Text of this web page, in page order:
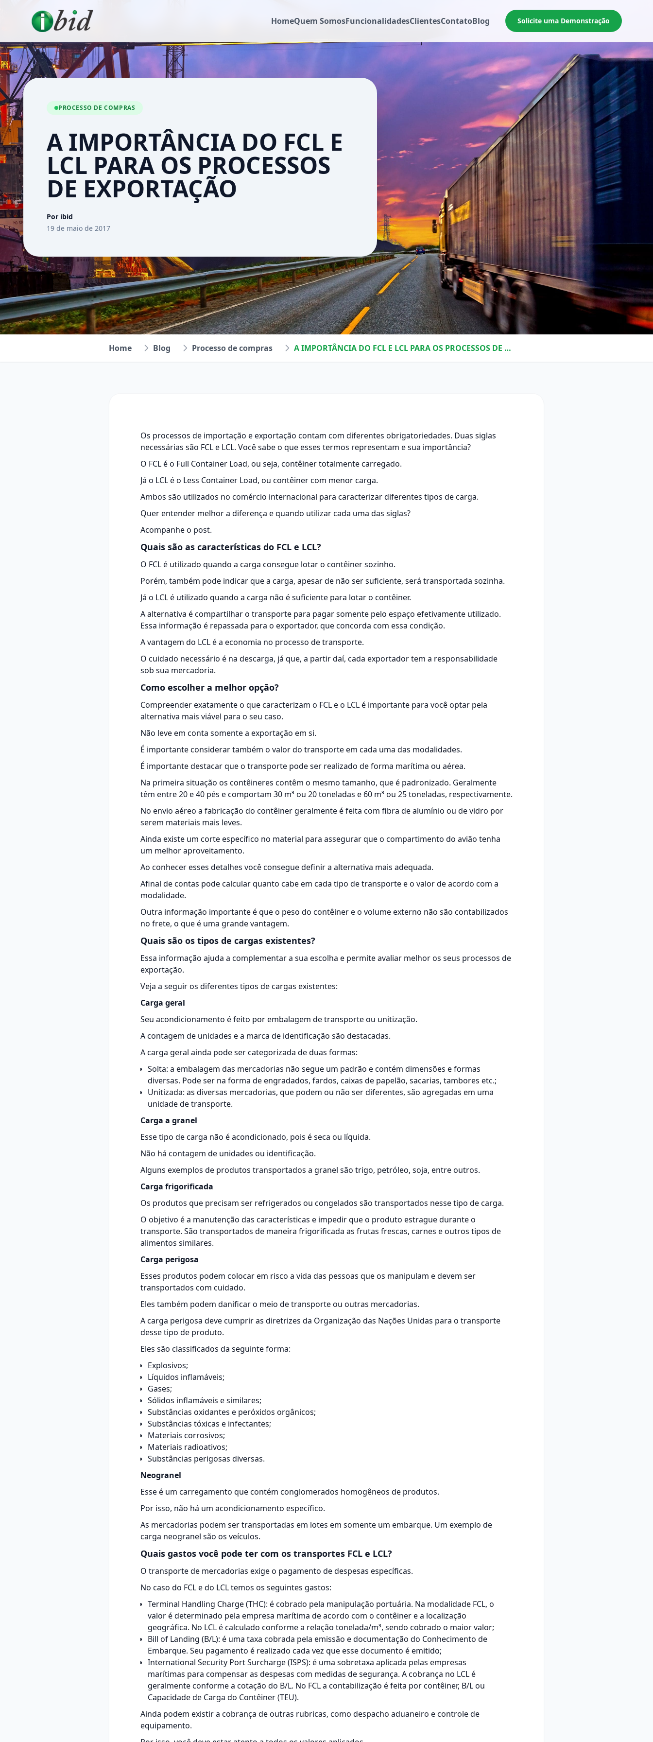
HomeQuem SomosFuncionalidadesClientesContatoBlog Solicite uma Demonstração
PROCESSO DE COMPRAS
A IMPORTÂNCIA DO FCL E
LCL PARA OS PROCESSOS
DE EXPORTAÇÃO
Por ibid
19 de maio de 2017
Home Blog Processo de compras A IMPORTÂNCIA DO FCL E LCL PARA OS PROCESSOS DE EXPORTAÇÃO
Os processos de importação e exportação contam com diferentes obrigatoriedades. Duas siglas
necessárias são FCL e LCL. Você sabe o que esses termos representam e sua importância?
O FCL é o Full Container Load, ou seja, contêiner totalmente carregado.
Já o LCL é o Less Container Load, ou contêiner com menor carga.
Ambos são utilizados no comércio internacional para caracterizar diferentes tipos de carga.
Quer entender melhor a diferença e quando utilizar cada uma das siglas?
Acompanhe o post.
Quais são as características do FCL e LCL?
O FCL é utilizado quando a carga consegue lotar o contêiner sozinho.
Porém, também pode indicar que a carga, apesar de não ser suficiente, será transportada sozinha.
Já o LCL é utilizado quando a carga não é suficiente para lotar o contêiner.
A alternativa é compartilhar o transporte para pagar somente pelo espaço efetivamente utilizado.
Essa informação é repassada para o exportador, que concorda com essa condição.
A vantagem do LCL é a economia no processo de transporte.
O cuidado necessário é na descarga, já que, a partir daí, cada exportador tem a responsabilidade
sob sua mercadoria.
Como escolher a melhor opção?
Compreender exatamente o que caracterizam o FCL e o LCL é importante para você optar pela
alternativa mais viável para o seu caso.
Não leve em conta somente a exportação em si.
É importante considerar também o valor do transporte em cada uma das modalidades.
É importante destacar que o transporte pode ser realizado de forma marítima ou aérea.
Na primeira situação os contêineres contêm o mesmo tamanho, que é padronizado. Geralmente
têm entre 20 e 40 pés e comportam 30 m³ ou 20 toneladas e 60 m³ ou 25 toneladas, respectivamente.
No envio aéreo a fabricação do contêiner geralmente é feita com fibra de alumínio ou de vidro por
serem materiais mais leves.
Ainda existe um corte específico no material para assegurar que o compartimento do avião tenha
um melhor aproveitamento.
Ao conhecer esses detalhes você consegue definir a alternativa mais adequada.
Afinal de contas pode calcular quanto cabe em cada tipo de transporte e o valor de acordo com a
modalidade.
Outra informação importante é que o peso do contêiner e o volume externo não são contabilizados
no frete, o que é uma grande vantagem.
Quais são os tipos de cargas existentes?
Essa informação ajuda a complementar a sua escolha e permite avaliar melhor os seus processos de
exportação.
Veja a seguir os diferentes tipos de cargas existentes:
Carga geral
Seu acondicionamento é feito porembalagem de transporte ou unitização.
A contagem de unidades e a marca de identificação são destacadas.
A carga geral ainda pode ser categorizada de duas formas:
Solta: a embalagem das mercadorias não segue um padrão e contém dimensões e formas
diversas. Pode ser na forma de engradados, fardos, caixas de papelão, sacarias, tambores etc.;
Unitizada: as diversas mercadorias, que podem ou não ser diferentes, são agregadas em uma
unidade de transporte.
Carga a granel
Esse tipo de carga não é acondicionado, pois é seca ou líquida.
Não há contagem de unidades ou identificação.
Alguns exemplos de produtos transportados a granel são trigo, petróleo, soja, entre outros.
Carga frigorificada
Os produtos que precisam ser refrigerados ou congelados são transportados nesse tipo de carga.
O objetivo é a manutenção das características e impedir que o produto estrague durante o
transporte. São transportados de maneira frigorificada as frutas frescas, carnes e outros tipos de
alimentos similares.
Carga perigosa
Esses produtos podem colocar em risco a vida das pessoas que os manipulam e devem ser
transportados com cuidado.
Eles também podem danificar o meio de transporte ou outras mercadorias.
A carga perigosa deve cumprir as diretrizes da Organização das Nações Unidas para o transporte
desse tipo de produto.
Eles são classificados da seguinte forma:
Explosivos;
Líquidos inflamáveis;
Gases;
Sólidos inflamáveis e similares;
Substâncias oxidantes e peróxidos orgânicos;
Substâncias tóxicas e infectantes;
Materiais corrosivos;
Materiais radioativos;
Substâncias perigosas diversas.
Neogranel
Esse é um carregamento que contém conglomerados homogêneos de produtos.
Por isso, não há um acondicionamento específico.
As mercadorias podem ser transportadas em lotes em somente um embarque. Um exemplo de
carga neogranel são os veículos.
Quais gastos você pode ter com os transportes FCL e LCL?
O transporte de mercadorias exige o pagamento de despesas específicas.
No caso do FCL e do LCL temos os seguintes gastos:
Terminal Handling Charge (THC): é cobrado pela manipulação portuária. Na modalidade FCL, o
valor é determinado pela empresa marítima de acordo com o contêiner e a localização
geográfica. No LCL é calculado conforme a relação tonelada/m³, sendo cobrado o maior valor;
Bill of Landing (B/L): é uma taxa cobrada pela emissão e documentação do Conhecimento de
Embarque. Seu pagamento é realizado cada vez que esse documento é emitido;
International Security Port Surcharge (ISPS): é uma sobretaxa aplicada pelas empresas
marítimas para compensar as despesas com medidas de segurança. A cobrança no LCL é
geralmente conforme a cotação do B/L. No FCL a contabilização é feita por contêiner, B/L ou
Capacidade de Carga do Contêiner (TEU).
Ainda podem existir a cobrança de outras rubricas, como despacho aduaneiro e controle de
equipamento.